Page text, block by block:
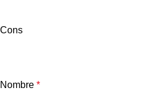
Cons
Nombre *